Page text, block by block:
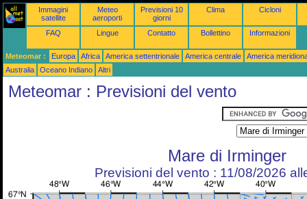
Immagini
satellite
Meteo
aeroporti
Previsioni 10
giorni
Clima Cicloni
FAQ Lingue Contatto Bollettino Informazioni
Meteomar : Europa Africa America settentrionale America centrale
America
Australia
Oceano Indiano Altri
Meteomar : Previsioni del vento
Mare di Irminger
Previsioni del vento : 11/08/2026